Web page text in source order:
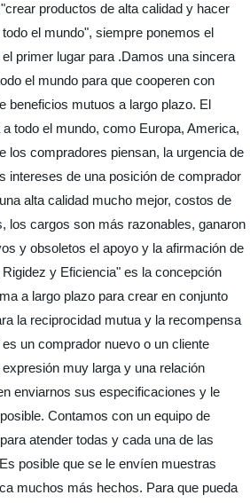
productos de alta calidad y hacer
el mundo", siempre ponemos el
primer lugar para .Damos una sincera
el mundo para que cooperen con
beneficios mutuos a largo plazo. El
todo el mundo, como Europa, America,
los compradores piensan, la urgencia de
intereses de una posición de comprador
alta calidad mucho mejor, costos de
los cargos son más razonables, ganaron
y obsoletos el apoyo y la afirmación de
y Eficiencia" es la concepción
a largo plazo para crear en conjunto
la reciprocidad mutua y la recompensa
un comprador nuevo o un cliente
muy larga y una relación
enviarnos sus especificaciones y le
Contamos con un equipo de
atender todas y cada una de las
posible que se le envíen muestras
muchos más hechos. Para que pueda